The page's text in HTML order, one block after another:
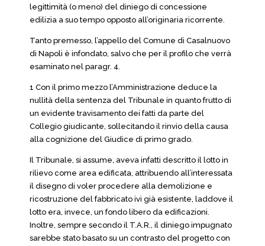
legittimità (o meno) del diniego di concessione
edilizia a suo tempo opposto all’originaria ricorrente.
Tanto premesso, l’appello del Comune di Casalnuovo
di Napoli è infondato, salvo che per il profilo che verrà
esaminato nel paragr. 4.
1 Con il primo mezzo l’Amministrazione deduce la
nullità della sentenza del Tribunale in quanto frutto di
un evidente travisamento dei fatti da parte del
Collegio giudicante, sollecitando il rinvio della causa
alla cognizione del Giudice di primo grado.
Il Tribunale, si assume, aveva infatti descritto il lotto in
rilievo come area edificata, attribuendo all’interessata
il disegno di voler procedere alla demolizione e
ricostruzione del fabbricato ivi già esistente, laddove il
lotto era, invece, un fondo libero da edificazioni.
Inoltre, sempre secondo il T.A.R., il diniego impugnato
sarebbe stato basato su un contrasto del progetto con